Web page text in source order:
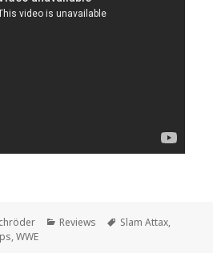
Kategorien
Reviews Schlagwörter
Slam Attax,
,WWE